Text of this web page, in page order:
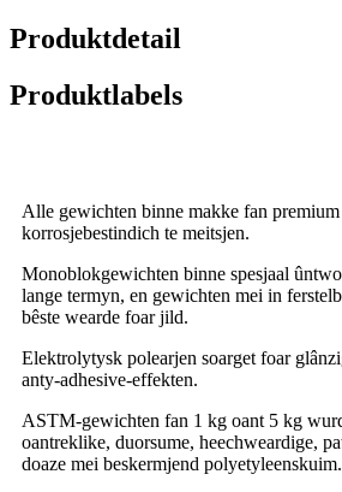
Produktdetail
Produktlabels
Alle gewichten binne makke fan
korrosjebestindich te meitsjen.
Monoblokgewichten binne spesjaal
lange termyn, en gewichten mei in
bêste wearde foar jild.
Elektrolytysk polearjen soarget foar
anty-adhesive-effekten.
ASTM-gewichten fan 1 kg oant 5 kg
oantreklike, duorsume, heechweardige,
doaze mei beskermjend polyetyleenskuim.